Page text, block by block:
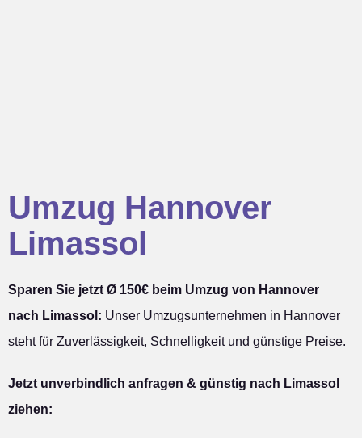
Umzug Hannover
Limassol
Sparen Sie jetzt Ø 150€ beim Umzug von Hannover
nach Limassol: Unser Umzugsunternehmen in Hannover
steht für Zuverlässigkeit, Schnelligkeit und günstige Preise.
Jetzt unverbindlich anfragen & günstig nach Limassol
ziehen: